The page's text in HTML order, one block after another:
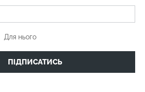
Для нього
ПІДПИСАТИСЬ